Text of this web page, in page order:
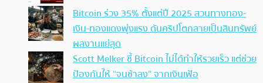
Bitcoin ร่วง 35% ตั้งแต่ปี 2025 สวนทางทอง-
เงิน-ทองแดงพุ่งแรง ดันคริปโตกลายเป็นสินทรัพย์
ผลงานแย่สุด
Scott Melker ชี้ Bitcoin ไม่ได้ทำให้รวยเร็ว แต่ช่วย
ป้องกันให้ “จนช้าลง” จากเงินเฟ้อ